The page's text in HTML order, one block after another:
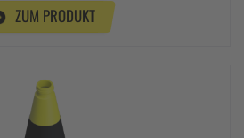
ZUM PRODUKT